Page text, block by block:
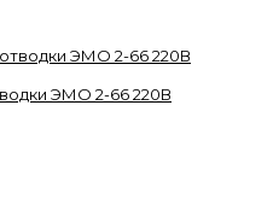
ЭМО 2-66 220В